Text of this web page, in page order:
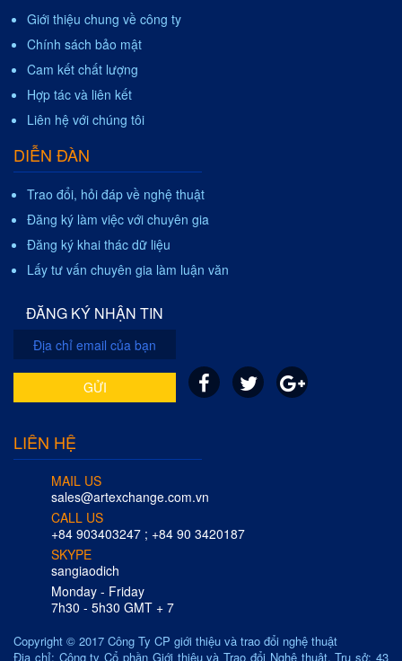
Giới thiệu chung về công ty
Chính sách bảo mật
Cam kết chất lượng
Hợp tác và liên kết
Liên hệ với chúng tôi
DIỄN ĐÀN
Trao đổi, hỏi đáp về nghệ thuật
Đăng ký làm việc với chuyên gia
Đăng ký khai thác dữ liệu
Lấy tư vấn chuyên gia làm luận văn
ĐĂNG KÝ NHẬN TIN
GỬI
LIÊN HỆ
MAIL US
sales@artexchange.com.vn
CALL US
+84 903403247 ; +84 90 3420187
SKYPE
sangiaodich
Monday - Friday
7h30 - 5h30 GMT + 7
Copyright © 2017 Công Ty CP giới thiệu và trao đổi nghệ thuật
Địa chỉ: Công ty Cổ phần Giới thiệu và Trao đổi Nghệ thuật, Trụ sở: 43